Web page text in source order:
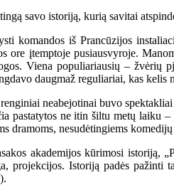
savo istoriją, kurią savitai
komandos iš Prancūzijos
ore įtemptoje pusiausvyroje.
Viena populiariausių – žvėrių
daugmaž reguliariai, kas kelis
neabejotinai buvo
pastatytos ne itin šiltu metų laiku
dramoms, nesudėtingiems
akademijos kūrimosi istoriją,
projekcijos. Istoriją padės